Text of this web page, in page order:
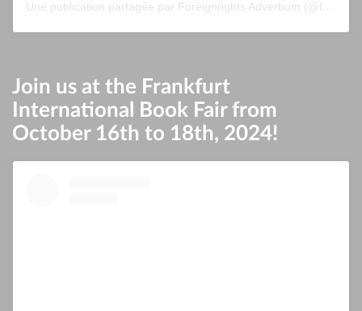
Une publication partagée par Foreignrights Adverbum (@foreignrightsadverbum)
Join us at the Frankfurt
International Book Fair from
October 16th to 18th, 2024!